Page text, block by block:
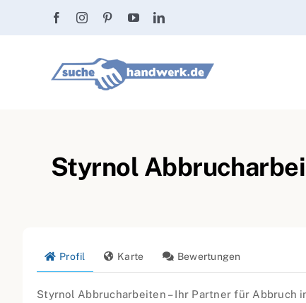
Styrnol
Profil Karte Bewertungen
Styrnol Abbrucharbeiten – Ihr Partner für Abbruch